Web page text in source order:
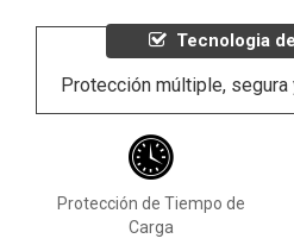
Tecnologia
Protección múltiple,
Protección de Tiempo de
Carga